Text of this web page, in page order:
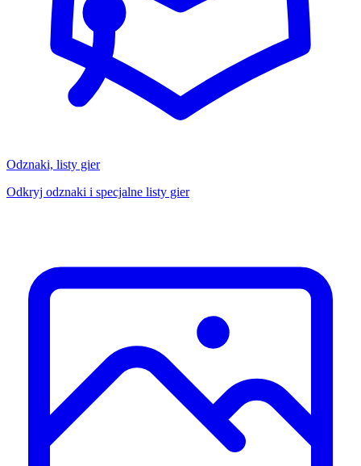
Odznaki, listy gier
Odkryj odznaki i specjalne listy gier